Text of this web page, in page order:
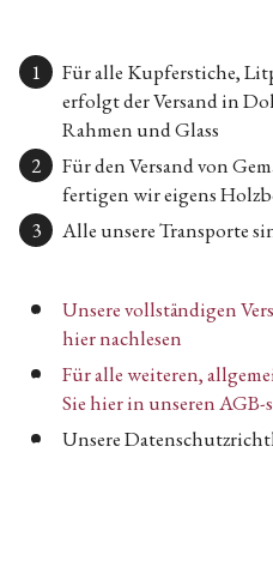
Für alle Kupferstiche,
erfolgt der Versand in
Rahmen und Glass
Für den Versand von
fertigen wir eigens
Alle unsere Transporte
Unsere vollständigen
hier nachlesen
Für alle weiteren,
Sie hier in unseren AGB-
Unsere